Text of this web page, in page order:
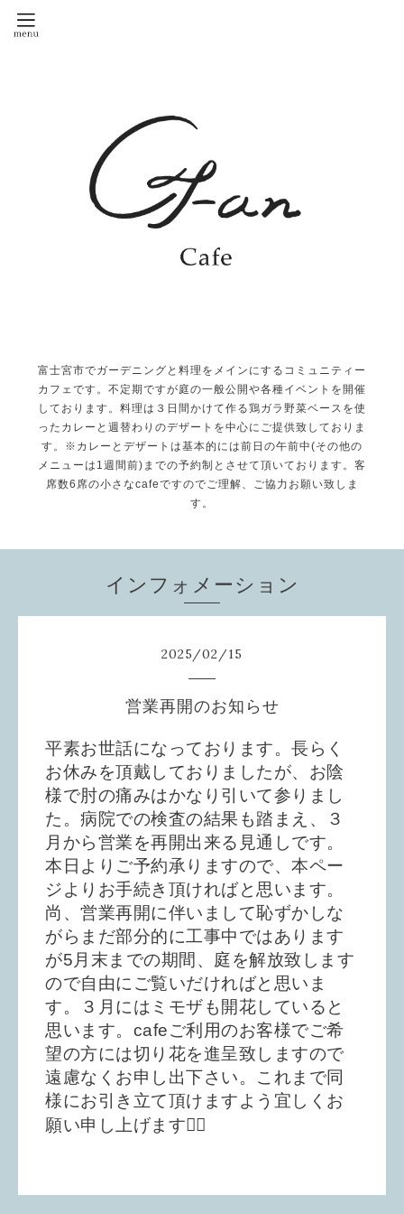
富士宮市でガーデニングと料理をメインにするコミュニティー
カフェです。不定期ですが庭の一般公開や各種イベントを開催
しております。料理は３日間かけて作る鶏ガラ野菜ベースを使
ったカレーと週替わりのデザートを中心にご提供致しておりま
す。※カレーとデザートは基本的には前日の午前中(その他の
メニューは1週間前)までの予約制とさせて頂いております。客
席数6席の小さなcafeですのでご理解、ご協力お願い致しま
す。
インフォメーション
2025/02/15
営業再開のお知らせ
平素お世話になっております。長らく
お休みを頂戴しておりましたが、お陰
様で肘の痛みはかなり引いて参りまし
た。病院での検査の結果も踏まえ、３
月から営業を再開出来る見通しです。
本日よりご予約承りますので、本ペー
ジよりお手続き頂ければと思います。
尚、営業再開に伴いまして恥ずかしな
がらまだ部分的に工事中ではあります
が5月末までの期間、庭を解放致します
ので自由にご覧いだければと思いま
す。３月にはミモザも開花していると
思います。cafeご利用のお客様でご希
望の方には切り花を進呈致しますので
遠慮なくお申し出下さい。これまで同
様にお引き立て頂けますよう宜しくお
願い申し上げます🙇‍♂️